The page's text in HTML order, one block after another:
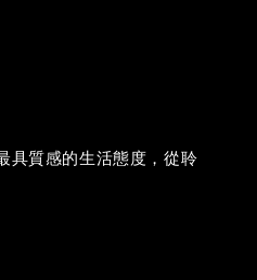
具質感的生活態度，從聆